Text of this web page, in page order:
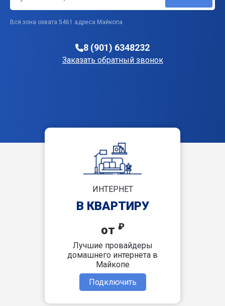
Вся зона охвата 5461 адреса Майкопа
8 (901) 6348232
Заказать обратный звонок
ИНТЕРНЕТ
В КВАРТИРУ
от ₽
Лучшие провайдеры
домашнего интернета в
Майкопе
Подключить